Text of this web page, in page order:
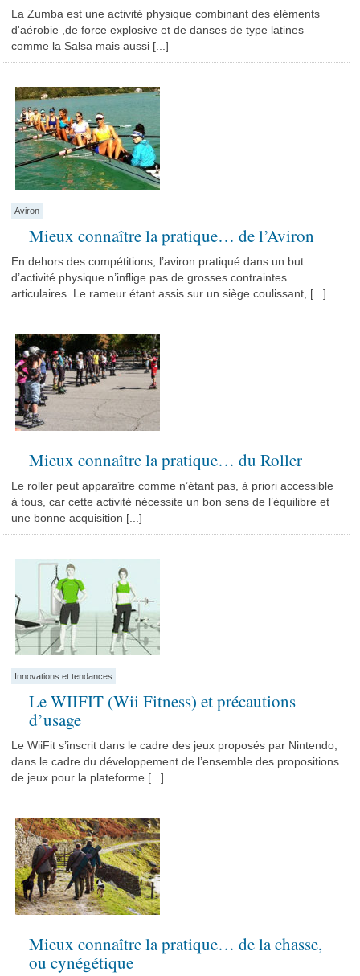
La Zumba est une activité physique combinant des éléments
d'aérobie ,de force explosive et de danses de type latines
comme la Salsa mais aussi [...]
Aviron
Mieux connaître la pratique… de l’Aviron
En dehors des compétitions, l’aviron pratiqué dans un but
d’activité physique n’inflige pas de grosses contraintes
articulaires. Le rameur étant assis sur un siège coulissant, [...]
Mieux connaître la pratique… du Roller
Le roller peut apparaître comme n’étant pas, à priori accessible
à tous, car cette activité nécessite un bon sens de l’équilibre et
une bonne acquisition [...]
Innovations et tendances
Le WIIFIT (Wii Fitness) et précautions
d’usage
Le WiiFit s’inscrit dans le cadre des jeux proposés par Nintendo,
dans le cadre du développement de l’ensemble des propositions
de jeux pour la plateforme [...]
Mieux connaître la pratique… de la chasse,
ou cynégétique